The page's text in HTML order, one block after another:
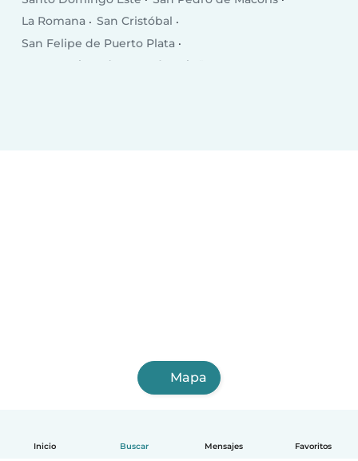
Inicio Buscar Mensajes Favoritos
La Romana
San Cristóbal
San Felipe de Puerto Plata
San Francisco de Macorís
Higüey
Mapa